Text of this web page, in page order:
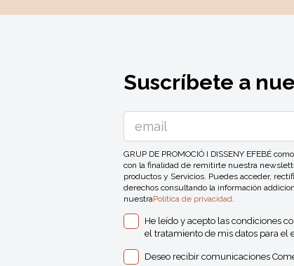
Suscríbete a
GRUP DE PROMOCIÓ I DISSENY EFEBÉ
con la finalidad de remitirte nuestra
productos y Servicios. Puedes acceder,
derechos consultando la información
nuestraPolítica de privacidad
He leído y acepto las condiciones
el tratamiento de mis datos para el
Deseo recibir comunicaciones